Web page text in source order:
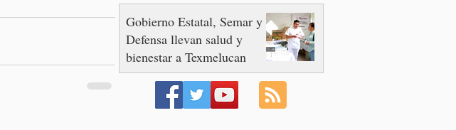
Gobierno Estatal, Semar y
Defensa llevan salud y
bienestar a Texmelucan